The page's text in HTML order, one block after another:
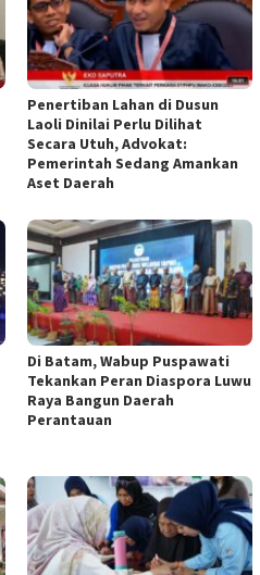
Penertiban Lahan di Dusun
Laoli Dinilai Perlu Dilihat
Secara Utuh, Advokat:
Pemerintah Sedang Amankan
Aset Daerah
Di Batam, Wabup Puspawati
Tekankan Peran Diaspora Luwu
Raya Bangun Daerah
Perantauan